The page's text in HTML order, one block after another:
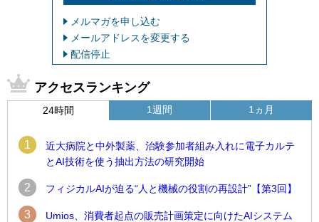
メルマガを申し込む
メールアドレスを変更する
配信停止
アクセスランキング
24時間
1
近大病院と中外製薬、治験参加者組み入れに電子カルテ
とAI技術を使う抽出方法の研究開始
2 フィジカルAIが迫る“人と機械の役割の再設計”【第3回】
3
Umios、消費者起点の販売計画策定に向けたAIシステム
1週間 1ヵ月